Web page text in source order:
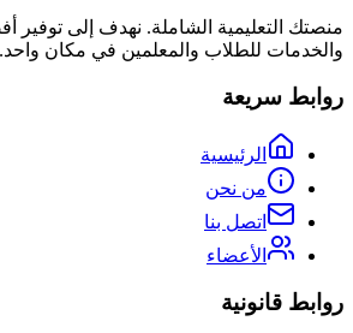
منصتك التعليمية الشاملة. نهدف إلى توفير
والخدمات للطلاب والمعلمين في مكان واحد.
روابط سريعة
الرئيسية
من نحن
اتصل بنا
الأعضاء
روابط قانونية